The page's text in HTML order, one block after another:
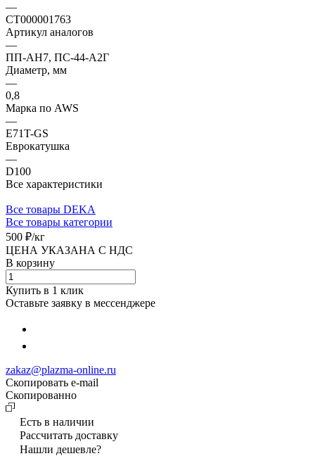
—
СТ000001763
Артикул аналогов
—
ПП-АН7, ПС-44-А2Г
Диаметр, мм
—
0,8
Марка по AWS
—
E71T-GS
Еврокатушка
—
D100
Все характеристики
Все товары DEKA
Все товары категории
500 ₽/кг
ЦЕНА УКАЗАНА С НДС
В корзину
Купить в 1 клик
Оставьте заявку в мессенджере
zakaz@plazma-online.ru
Скопировать e-mail
Cкопированно
Есть в наличии
Рассчитать доставку
Нашли дешевле?